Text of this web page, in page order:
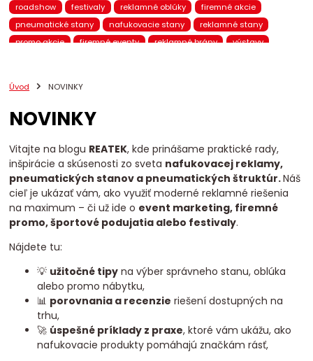
roadshow
festivaly reklamné oblúky
firemné akcie
pneumatické stany
nafukovacie stany
reklamné stany
promo akcie
firemné eventy reklamné brány
výstavy
nafukovacie reklamy
pneumatické brány
chill-out zóna
eventová zóna
VIP stany
stany na eventy
reklamné prístrešky
pneumatické produkty
nafukovacie totemy
nafukovacie balóny
promo 3D figúrky
reklamné pútače
pneumatické reklamy
reklamné totemy
promo nábytok
event marketing Slovensko
predajná zóna
prezentačná zóna
cieľová brána
Úvod NOVINKY
NOVINKY
Vitajte na blogu REATEK, kde prinášame praktické rady,
inšpirácie a skúsenosti zo sveta nafukovacej reklamy,
pneumatických stanov a pneumatických štruktúr.Náš
cieľ je ukázať vám, ako využiť moderné reklamné riešenia
na maximum – či už ide o event marketing, firemné
promo, športové podujatia alebo festivaly.
Nájdete tu:
💡 užitočné tipy na výber správneho stanu, oblúka
alebo promo nábytku,
📊 porovnania a recenzie riešení dostupných na
trhu,
🚀 úspešné príklady z praxe, ktoré vám ukážu, ako
nafukovacie produkty pomáhajú značkám rásť,